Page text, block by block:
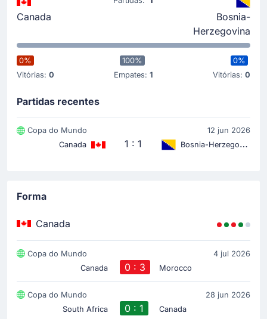
Sead Kolašinac(Assistência)
O Bósnia e Herzegovina passa a frente do placar
com uma cabeçada de Jovo Lukić. O resultado é
agora 0 - 1 em Toronto. Sead Kolašinac fez o passe
11'
Alistair Johnston
Alistair Johnston (Canadá) viu Facundo Tello mostrar-
Canada
Bosnia-
Herzegovina
0%
Vitórias: 0
100%
Empates: 1
0%
Vitórias: 0
Partidas recentes
Copa do Mundo
12 jun 2026
Canada
1 : 1 Bosnia-Herzegovina
Forma
Canada
Copa do Mundo
4 jul 2026
Canada
0 : 3 Morocco
Copa do Mundo
28 jun 2026
South Africa
0 : 1 Canada